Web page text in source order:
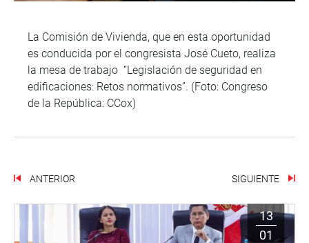
La Comisión de Vivienda, que en esta oportunidad
es conducida por el congresista José Cueto, realiza
la mesa de trabajo “Legislación de seguridad en
edificaciones: Retos normativos”. (Foto: Congreso
de la República: CCox)
ANTERIOR SIGUIENTE
13
01